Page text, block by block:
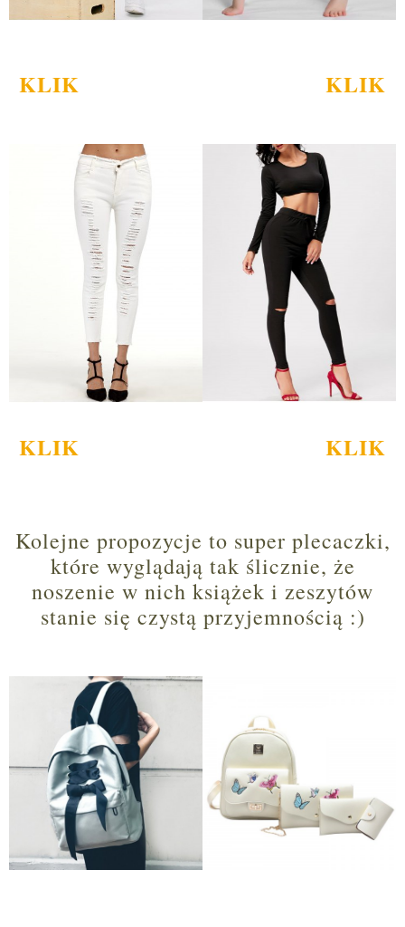
KLIK KLIK
KLIK KLIK
Kolejne propozycje to super plecaczki,
które wyglądają tak ślicznie, że
noszenie w nich książek i zeszytów
stanie się czystą przyjemnością :)